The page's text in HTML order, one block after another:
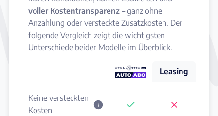
voller Kostentransparenz – ganz ohne
Anzahlung oder versteckte Zusatzkosten. Der
folgende Vergleich zeigt die wichtigsten
Unterschiede beider Modelle im Überblick.
Leasing
Keine versteckten
Kosten